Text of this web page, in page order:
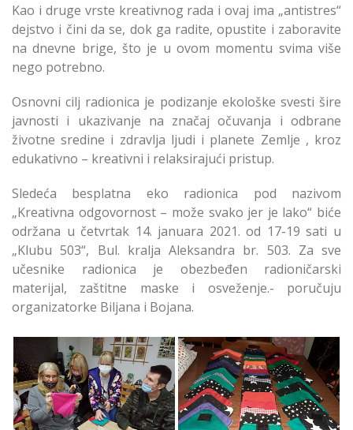
Kao i druge vrste kreativnog rada i ovaj ima „antistres“
dejstvo i čini da se, dok ga radite, opustite i zaboravite
na dnevne brige, što je u ovom momentu svima više
nego potrebno.
Osnovni cilj radionica je podizanje ekološke svesti šire
javnosti i ukazivanje na značaj očuvanja i odbrane
životne sredine i zdravlja ljudi i planete Zemlje , kroz
edukativno – kreativni i relaksirajući pristup.
Sledeća besplatna eko radionica pod nazivom
„Kreativna odgovornost – može svako jer je lako“ biće
održana u četvrtak 14. januara 2021. od 17-19 sati u
„Klubu 503“, Bul. kralja Aleksandra br. 503. Za sve
učesnike radionica je obezbeđen radioničarski
materijal, zaštitne maske i osveženje.- poručuju
organizatorke Biljana i Bojana.
Održana “finaltouch
2020” Eko Radionica
Udruženja ZEC i
„Čuvari Zanata” na
Održana “finaltouch
2020” Eko Radionica
Udruženja ZEC i
„Čuvari Zanata” na